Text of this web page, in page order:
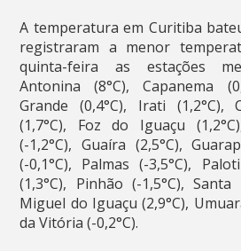
A temperatura em Curitiba
registraram a menor
quinta-feira as estações
Antonina (8°C), Capanema
Grande (0,4°C), Irati (1,2°C),
(1,7°C), Foz do Iguaçu
(-1,2°C), Guaíra (2,5°C),
(-0,1°C), Palmas (-3,5°C),
(1,3°C), Pinhão (-1,5°C), Santa
Miguel do Iguaçu (2,9°C),
da Vitória (-0,2°C).